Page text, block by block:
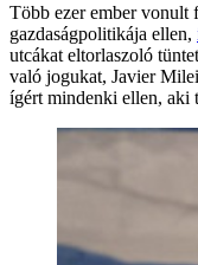
Több ezer ember vonult
gazdaságpolitikája ellen,
utcákat eltorlaszoló
való jogukat, Javier
ígért mindenki ellen, aki